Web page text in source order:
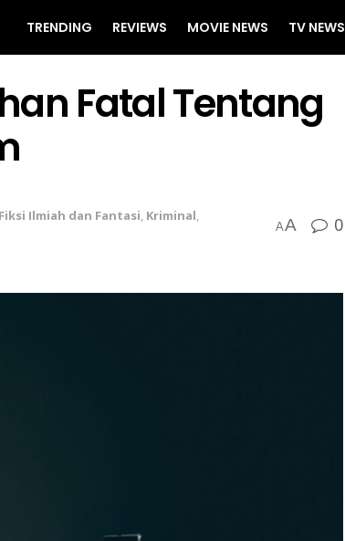
TRENDING REVIEWS MOVIE NEWS TV NEWS
Fatal Tentang
Fiksi Ilmiah dan Fantasi, Kriminal,
AA 0